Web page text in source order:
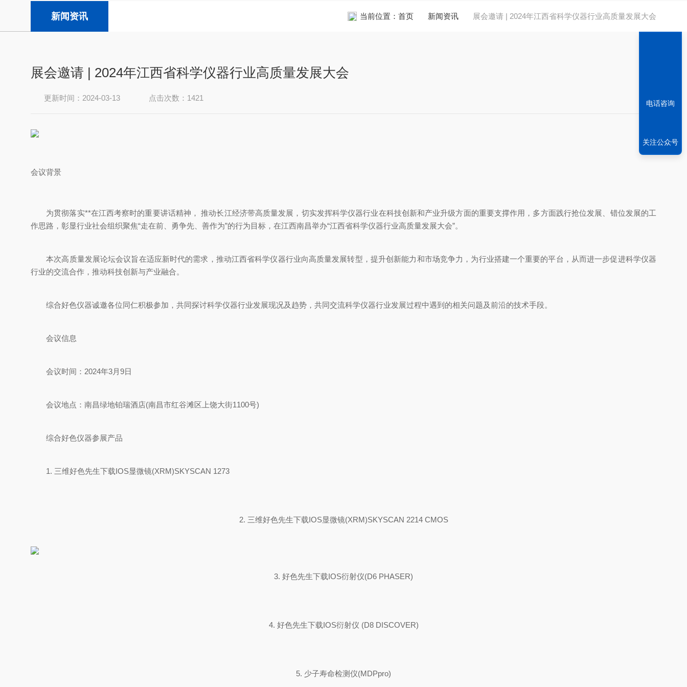
新闻资讯 当前位置： 首页 新闻资讯 展会邀请 | 2024年江西省科学仪器行业高质量发展大会
展会邀请 | 2024年江西省科学仪器行业高质量发展大会
更新时间：2024-03-13 点击次数：1421
会议背景
为贯彻落实**在江西考察时的重要讲话精神， 推动长江经济带高质量发展，切实发挥科学仪器行业在科技创新和产业升级方面的重要支撑作用，多方面践行抢位发展、错位发展的工
作思路，彰显行业社会组织聚焦“走在前、勇争先、善作为”的行为目标，在江西南昌举办“江西省科学仪器行业高质量发展大会”。
本次高质量发展论坛会议旨在适应新时代的需求，推动江西省科学仪器行业向高质量发展转型，提升创新能力和市场竞争力，为行业搭建一个重要的平台，从而进一步促进科学仪器
行业的交流合作，推动科技创新与产业融合。
综合好色仪器诚邀各位同仁积极参加，共同探讨科学仪器行业发展现况及趋势，共同交流科学仪器行业发展过程中遇到的相关问题及前沿的技术手段。
会议信息
会议时间：2024年3月9日
会议地点：南昌绿地铂瑞酒店(南昌市红谷滩区上饶大街1100号)
综合好色仪器参展产品
1. 三维好色先生下载IOS显微镜(XRM)SKYSCAN 1273
2. 三维好色先生下载IOS显微镜(XRM)SKYSCAN 2214 CMOS
3. 好色先生下载IOS衍射仪(D6 PHASER)
4. 好色先生下载IOS衍射仪 (D8 DISCOVER)
5. 少子寿命检测仪(MDPpro)
电话咨询
关注公众号